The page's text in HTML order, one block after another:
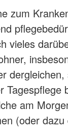
zum
vieles
Tagespflege
am
(oder